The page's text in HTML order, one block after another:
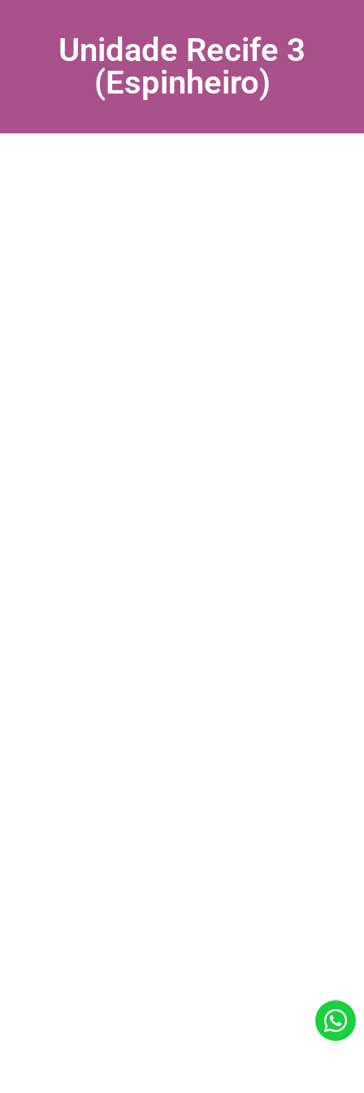
Unidade Recife 3
(Espinheiro)